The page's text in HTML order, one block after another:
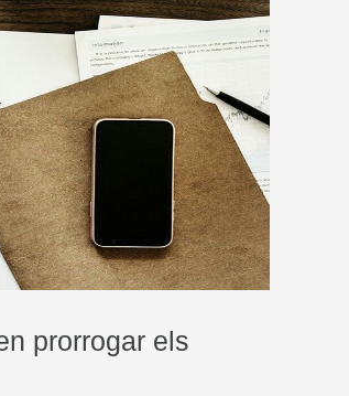
prorrogar els